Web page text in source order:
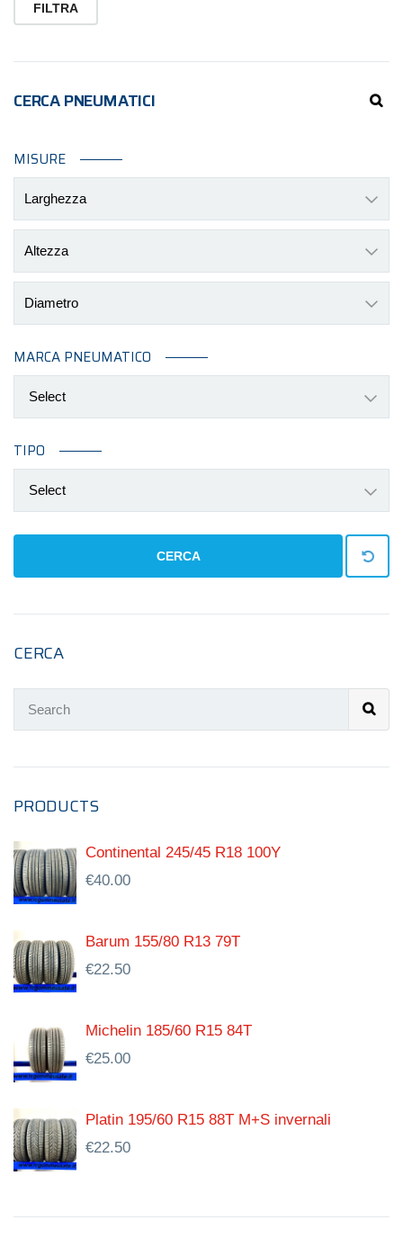
FILTRA
CERCA PNEUMATICI
MISURE
Larghezza
Altezza
Diametro
MARCA PNEUMATICO
Select
TIPO
Select
CERCA
CERCA
PRODUCTS
Continental 245/45 R18 100Y
€40.00
Barum 155/80 R13 79T
€22.50
Michelin 185/60 R15 84T
€25.00
Platin 195/60 R15 88T M+S invernali
€22.50